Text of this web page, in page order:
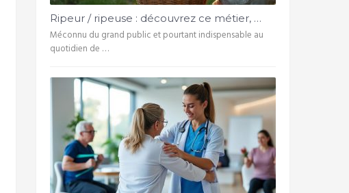
Ripeur / ripeuse : découvrez ce métier, …
Méconnu du grand public et pourtant indispensable au
quotidien de …